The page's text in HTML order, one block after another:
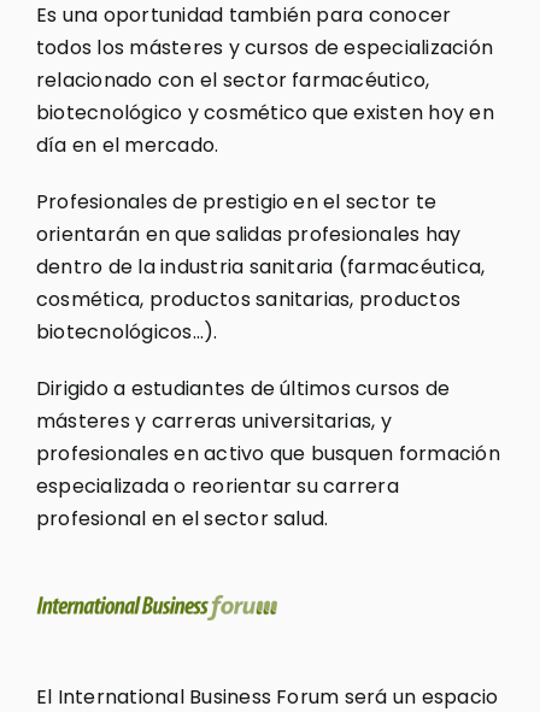
Es una oportunidad también para conocer
todos los másteres y cursos de especialización
relacionado con el sector farmacéutico,
biotecnológico y cosmético que existen hoy en
día en el mercado.
Profesionales de prestigio en el sector te
orientarán en que salidas profesionales hay
dentro de la industria sanitaria (farmacéutica,
cosmética, productos sanitarias, productos
biotecnológicos…).
Dirigido a estudiantes de últimos cursos de
másteres y carreras universitarias, y
profesionales en activo que busquen formación
especializada o reorientar su carrera
profesional en el sector salud.
El International Business Forum será un espacio